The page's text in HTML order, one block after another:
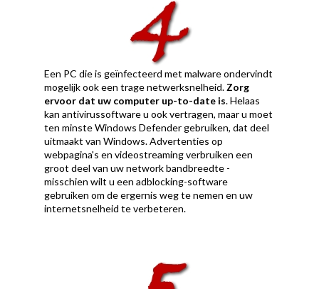
Een PC die is geïnfecteerd met malware ondervindt
mogelijk ook een trage netwerksnelheid. Zorg
ervoor dat uw computer up-to-date is. Helaas
kan antivirussoftware u ook vertragen, maar u moet
ten minste Windows Defender gebruiken, dat deel
uitmaakt van Windows. Advertenties op
webpagina's en videostreaming verbruiken een
groot deel van uw network bandbreedte -
misschien wilt u een adblocking-software
gebruiken om de ergernis weg te nemen en uw
internetsnelheid te verbeteren.